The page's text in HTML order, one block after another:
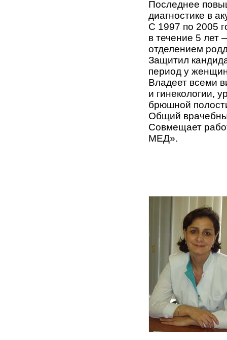
Последнее
диагностике в
С 1997 по 2005
в течение 5
отделением
Защитил
период у
Владеет всеми
и гинекологии,
брюшной
Общий
Совмещает
МЕД».